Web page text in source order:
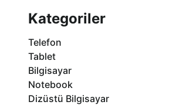
Kategoriler
Telefon
Tablet
Bilgisayar
Notebook
Dizüstü Bilgisayar